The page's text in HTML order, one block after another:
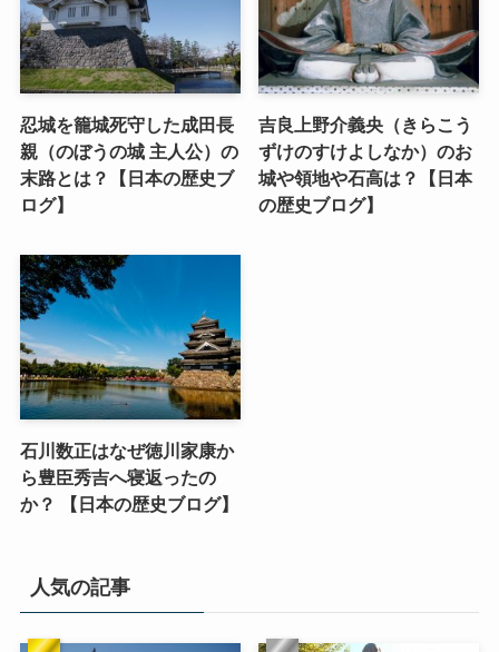
忍城を籠城死守した成田長
親（のぼうの城 主人公）の
末路とは？【日本の歴史ブ
ログ】
吉良上野介義央（きらこう
ずけのすけよしなか）のお
城や領地や石高は？【日本
の歴史ブログ】
石川数正はなぜ徳川家康か
ら豊臣秀吉へ寝返ったの
か？ 【日本の歴史ブログ】
人気の記事